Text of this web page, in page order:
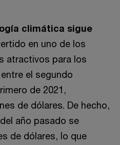
climática sigue
en uno de los
atractivos para los
el segundo
de 2021,
de dólares. De hecho,
año pasado se
de dólares, lo que